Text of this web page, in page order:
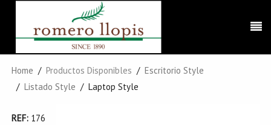
Home Productos Disponibles
Escritorio Style
Listado Style
Laptop Style
REF: 176